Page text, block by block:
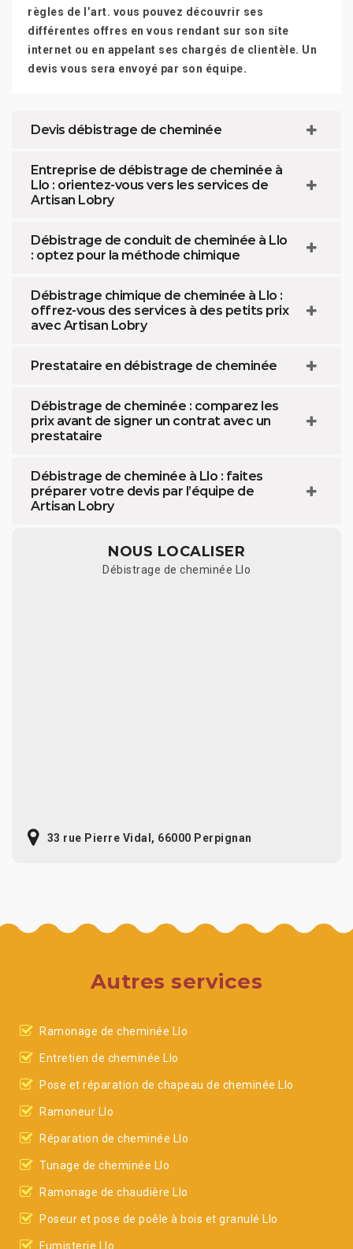
règles de l’art. vous pouvez découvrir ses
différentes offres en vous rendant sur son site
internet ou en appelant ses chargés de clientèle. Un
devis vous sera envoyé par son équipe.
Devis débistrage de cheminée
Entreprise de débistrage de cheminée à
Llo : orientez-vous vers les services de
Artisan Lobry
Débistrage de conduit de cheminée à Llo
: optez pour la méthode chimique
Débistrage chimique de cheminée à Llo :
offrez-vous des services à des petits prix
avec Artisan Lobry
Prestataire en débistrage de cheminée
Débistrage de cheminée : comparez les
prix avant de signer un contrat avec un
prestataire
Débistrage de cheminée à Llo : faites
préparer votre devis par l’équipe de
Artisan Lobry
NOUS LOCALISER
Débistrage de cheminée Llo
33 rue Pierre Vidal, 66000 Perpignan
Autres services
Ramonage de cheminée Llo
Entretien de cheminée Llo
Pose et réparation de chapeau de cheminée Llo
Ramoneur Llo
Réparation de cheminée Llo
Tunage de cheminée Llo
Ramonage de chaudière Llo
Poseur et pose de poêle à bois et granulé Llo
Fumisterie Llo